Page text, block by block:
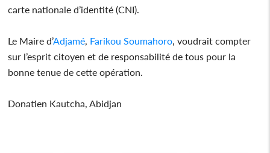
carte nationale d’identité (CNI).
Le Maire d’Adjamé, Farikou Soumahoro, voudrait compter
sur l’esprit citoyen et de responsabilité de tous pour la
bonne tenue de cette opération.
Donatien Kautcha, Abidjan